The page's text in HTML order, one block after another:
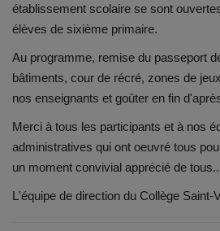
Offre d'enseignement & inscriptions
Ancien-ne-s du CES Saint-Vincent
Activation email
Internats
Documents
établissement scolaire se sont
élèves de sixième primaire.
Au programme, remise du passeport
bâtiments, cour de récré, zones de
nos enseignants et goûter en fin
Merci à tous les participants et à nos
administratives qui ont oeuvré tous
un moment convivial apprécié de tous..
L'équipe de direction du Collège Saint-